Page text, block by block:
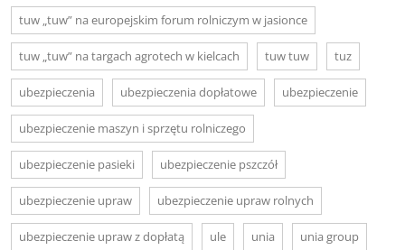
tuw „tuw” na europejskim forum rolniczym w jasionce
tuw „tuw” na targach agrotech w kielcach tuw tuw tuz
ubezpieczenia ubezpieczenia dopłatowe ubezpieczenie
ubezpieczenie maszyn i sprzętu rolniczego
ubezpieczenie pasieki ubezpieczenie pszczół
ubezpieczenie upraw ubezpieczenie upraw rolnych
ubezpieczenie upraw z dopłatą ule unia unia group